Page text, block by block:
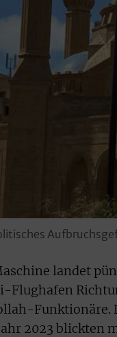
landet
Flughafen
Funktionäre.
2023 blickten